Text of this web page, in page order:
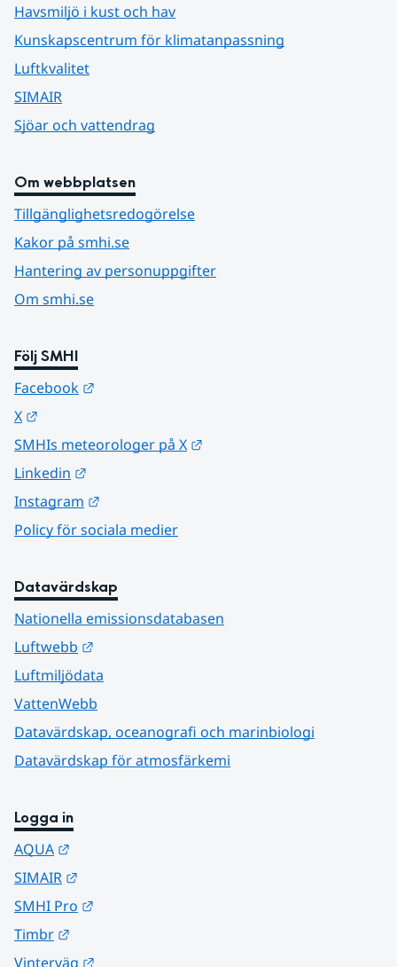
Havsmiljö i kust och hav
Kunskapscentrum för klimatanpassning
Luftkvalitet
SIMAIR
Sjöar och vattendrag
Om webbplatsen
Tillgänglighetsredogörelse
Kakor på smhi.se
Hantering av personuppgifter
Om smhi.se
Följ SMHI
Facebook
X
SMHIs meteorologer på X
Linkedin
Instagram
Policy för sociala medier
Datavärdskap
Nationella emissionsdatabasen
Luftwebb
Luftmiljödata
VattenWebb
Datavärdskap, oceanografi och marinbiologi
Datavärdskap för atmosfärkemi
Logga in
AQUA
SIMAIR
SMHI Pro
Timbr
Vinterväg